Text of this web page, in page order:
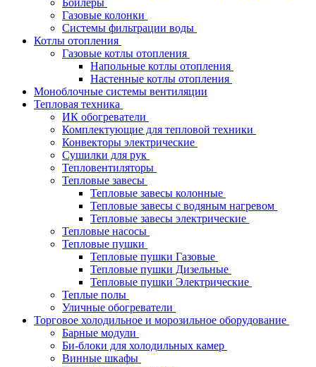
Бойлеры
Газовые колонки
Системы фильтрации воды
Котлы отопления
Газовые котлы отопления
Напольные котлы отопления
Настенные котлы отопления
Моноблочные системы вентиляции
Тепловая техника
ИК обогреватели
Комплектующие для тепловой техники
Конвекторы электрические
Сушилки для рук
Тепловентиляторы
Тепловые завесы
Тепловые завесы колонные
Тепловые завесы с водяным нагревом
Тепловые завесы электрические
Тепловые насосы
Тепловые пушки
Тепловые пушки Газовые
Тепловые пушки Дизельные
Тепловые пушки Электрические
Теплые полы
Уличные обогреватели
Торговое холодильное и морозильное оборудование
Барные модули
Би-блоки для холодильных камер
Винные шкафы